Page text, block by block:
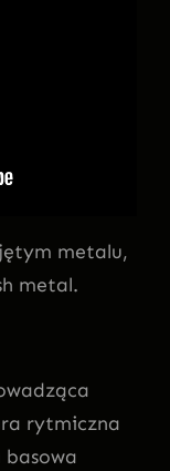
metalu,
metal.
rytmiczna
basowa